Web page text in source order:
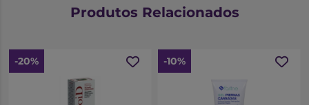
Produtos Relacionados
-20% -10%